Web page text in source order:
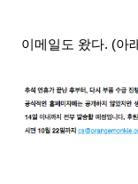
이메일도 왔다. (아